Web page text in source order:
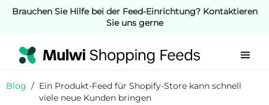
Brauchen Sie Hilfe bei der Feed-Einrichtung? Kontaktieren
Sie uns gerne
Blog / Ein Produkt-Feed für Shopify-Store kann schnell
viele neue Kunden bringen